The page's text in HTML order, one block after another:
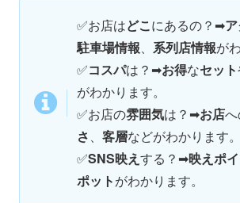
✅お店はどこにあるの？➡
駐車場情報、 系列店情報が
✅コスパは？➡お得なセット
がわかります。
✅お店の雰囲気は？➡お店
さ、 客層などがわかります。
✅SNS映えする？➡映えポ
ポットがわかります。